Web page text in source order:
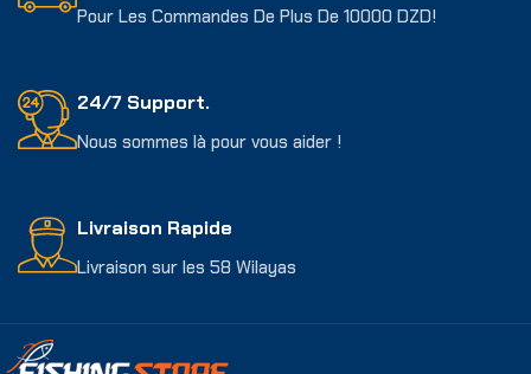
Pour Les Commandes De Plus De 10000 DZD!
24/7 Support.
Nous sommes là pour vous aider !
Livraison Rapide
Livraison sur les 58 Wilayas